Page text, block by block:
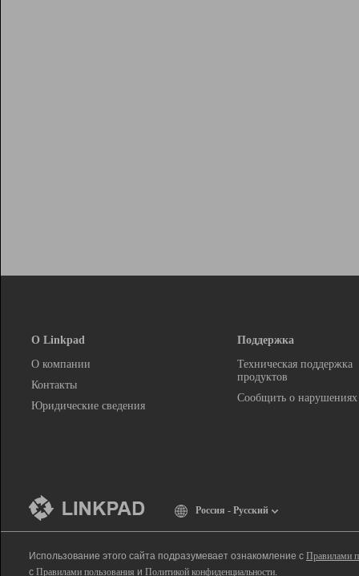
О Linkpad
О компании
Контакты
Юридические сведения
Поддержка
Техническая поддержка
продуктов
Сообщить о нарушениях
Россия - Русский
Использование этого сайта подразумевает ознакомление с Правилами
с Правилами пользования и Политикой конфиденциальности.